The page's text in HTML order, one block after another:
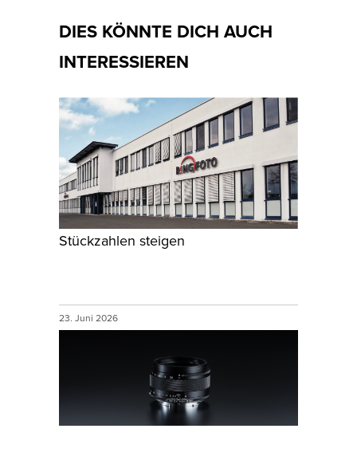
DIES KÖNNTE DICH AUCH
INTERESSIEREN
Stückzahlen steigen
23. Juni 2026